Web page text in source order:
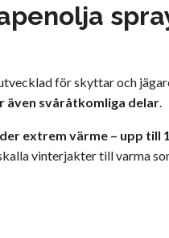
för skyttar och
även svåråtkomliga delar.
extrem värme – upp till
vinterjakter till varma